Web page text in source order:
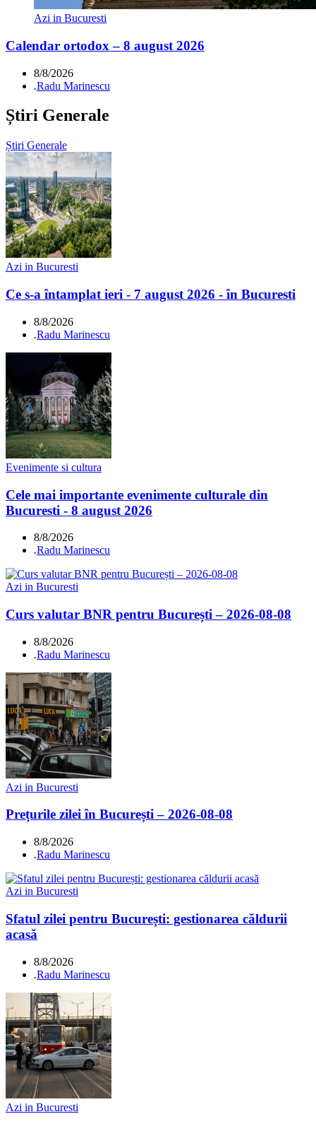
Azi in Bucuresti
Calendar ortodox – 8 august 2026
8/8/2026
.Radu Marinescu
Știri Generale
Știri Generale
Azi in Bucuresti
Ce s-a întamplat ieri - 7 august 2026 - în Bucuresti
8/8/2026
.Radu Marinescu
Evenimente si cultura
Cele mai importante evenimente culturale din
Bucuresti - 8 august 2026
8/8/2026
.Radu Marinescu
Azi in Bucuresti
Curs valutar BNR pentru București – 2026-08-08
8/8/2026
.Radu Marinescu
Azi in Bucuresti
Prețurile zilei în București – 2026-08-08
8/8/2026
.Radu Marinescu
Azi in Bucuresti
Sfatul zilei pentru București: gestionarea căldurii
acasă
8/8/2026
.Radu Marinescu
Azi in Bucuresti